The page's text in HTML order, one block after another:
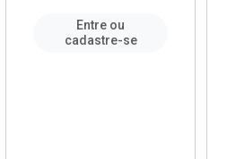
Entre ou
cadastre-se